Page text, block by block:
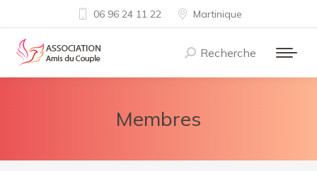
06 96 24 11 22 Martinique
Recherche
:
Recherche
Membres